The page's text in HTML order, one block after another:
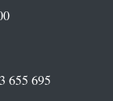
655 695